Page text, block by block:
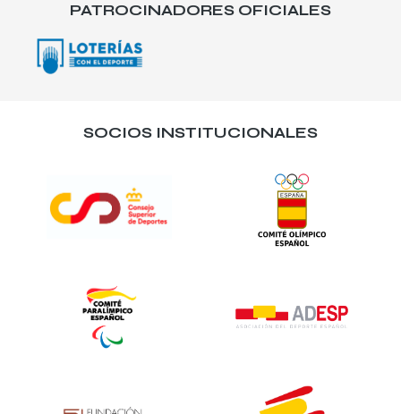
PATROCINADORES OFICIALES
SOCIOS INSTITUCIONALES